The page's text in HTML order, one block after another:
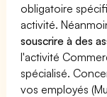
obligatoire
activité.
souscrire à des
l'activité
spécialisé.
vos employés